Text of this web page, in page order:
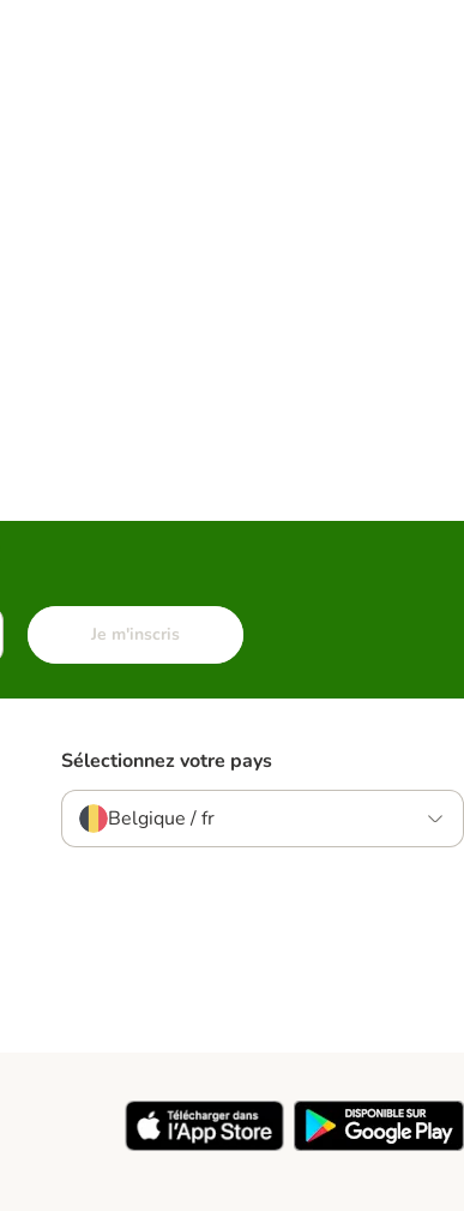
Je m'inscris
Sélectionnez votre pays
Belgique / fr